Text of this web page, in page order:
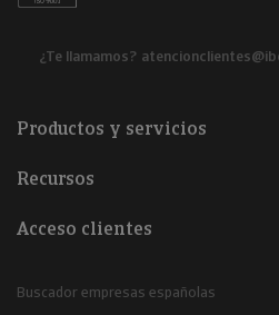
¿Te llamamos?
Productos y servicios
Recursos
Acceso clientes
Buscador empresas españolas